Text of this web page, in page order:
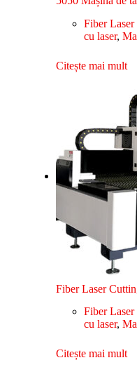
Fiber
cu laser,
Citește mai mult
Fiber Laser
Fiber
cu laser,
Citește mai mult